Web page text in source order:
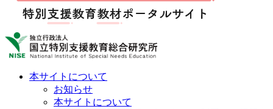
本サイトについて
お知らせ
本サイトについて